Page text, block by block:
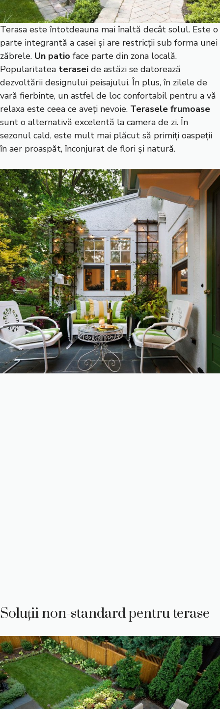
Terasa este întotdeauna mai înaltă decât solul. Este o
parte integrantă a casei și are restricții sub forma unei
zăbrele. Un patio face parte din zona locală.
Popularitatea terasei de astăzi se datorează
dezvoltării designului peisajului. În plus, în zilele de
vară fierbinte, un astfel de loc confortabil pentru a vă
relaxa este ceea ce aveți nevoie. Terasele frumoase
sunt o alternativă excelentă la camera de zi. În
sezonul cald, este mult mai plăcut să primiți oaspeții
în aer proaspăt, înconjurat de flori și natură.
Soluții non-standard pentru terase